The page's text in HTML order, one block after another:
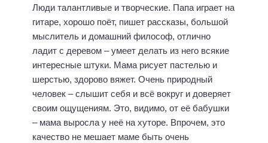
Люди талантливые и творческие. Папа играет на
гитаре, хорошо поёт, пишет рассказы, большой
мыслитель и домашний философ, отлично
ладит с деревом – умеет делать из него всякие
интересные штуки. Мама рисует пастелью и
шерстью, здорово вяжет. Очень природный
человек – слышит себя и всё вокруг и доверяет
своим ощущениям. Это, видимо, от её бабушки
– мама выросла у неё на хуторе. Впрочем, это
качество не мешает маме быть очень